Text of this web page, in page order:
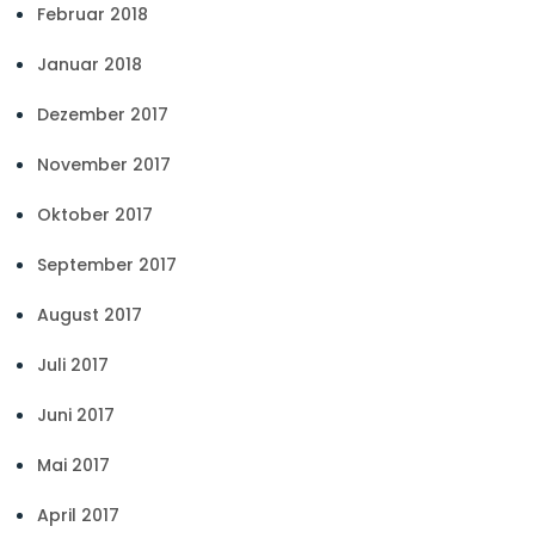
Februar 2018
Januar 2018
Dezember 2017
November 2017
Oktober 2017
September 2017
August 2017
Juli 2017
Juni 2017
Mai 2017
April 2017